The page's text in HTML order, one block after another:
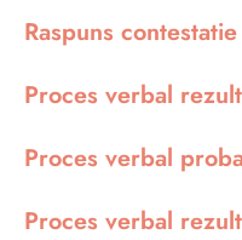
Raspuns
Proces verbal
Proces verbal
Proces verbal